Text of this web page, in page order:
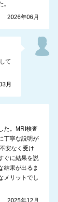
2026年06月
て
月
た。MRI検査
丁寧な説明が
安なく受け
ぐに結果を説
結果が出るま
メリットでし